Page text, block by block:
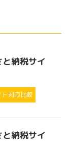
納税サイ
ト対応比較
納税サイ